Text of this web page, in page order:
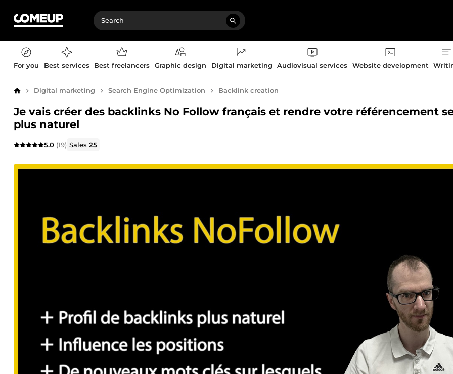
For you Best services Best freelancers Graphic design Digital marketing Audiovisual services Website development
Home Digital marketing Search Engine Optimization Backlink creation
Je vais créer des backlinks No Follow français et rendre votre référencement
plus naturel
5.0 (19) Sales25